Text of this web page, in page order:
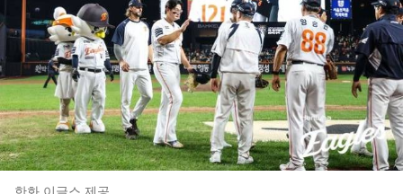
한화 이글스 제공